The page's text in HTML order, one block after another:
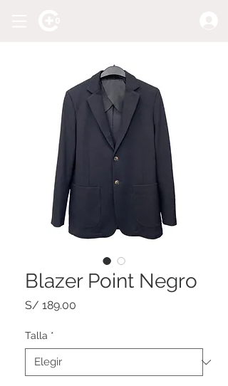
Blazer Point Negro
S/ 189.00
Talla *